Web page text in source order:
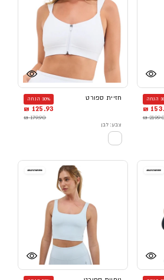
219.90
חזיית ספורט 30% הנחה
125.93 ₪
179.90 ₪
צבע: לבן